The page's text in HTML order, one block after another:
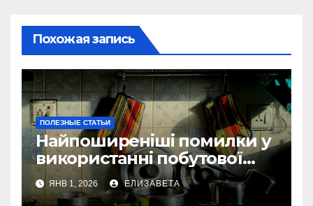
Похожая запись
ПОЛЕЗНЫЕ СТАТЬИ
Найпоширеніші помилки у
використанні побутової
техніки — та як їх уникнути
ЯНВ 1, 2026 ЕЛИЗАВЕТА